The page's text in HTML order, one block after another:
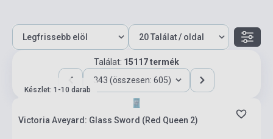
Találat: 15117 termék
343 (összesen: 605)
Készlet: 1-10 darab
Victoria Aveyard: Glass Sword (Red Queen 2)